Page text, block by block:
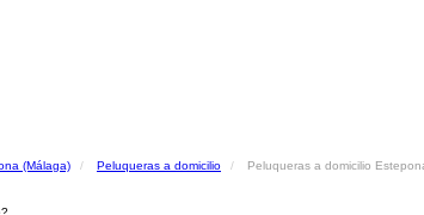
(Málaga) Peluqueras a domicilio Peluqueras a domicilio